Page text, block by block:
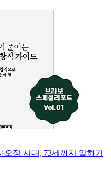
오정 시대, 73세까지 일하기